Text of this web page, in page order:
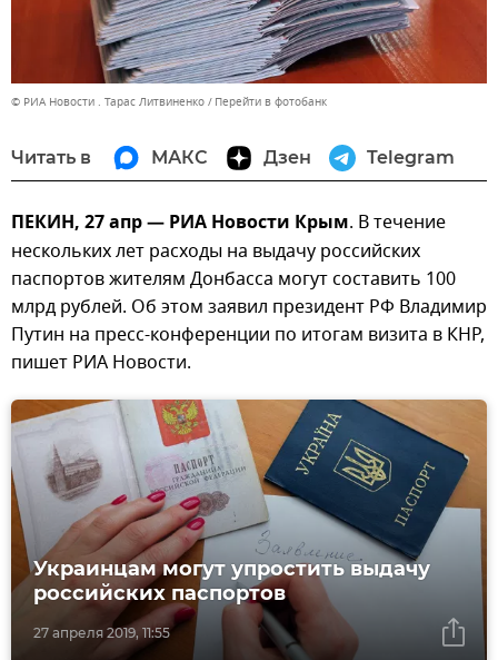
© РИА Новости . Тарас Литвиненко Перейти в фотобанк
Читать в МАКС Дзен Telegram
ПЕКИН, 27 апр — РИА Новости Крым. В течение
нескольких лет расходы на выдачу российских
паспортов жителям Донбасса могут составить 100
млрд рублей. Об этом заявил президент РФ Владимир
Путин на пресс-конференции по итогам визита в КНР,
пишет РИА Новости.
27 апреля 2019, 11:55
Украинцам могут упростить выдачу
российских паспортов